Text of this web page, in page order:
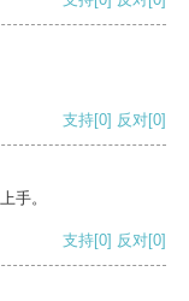
支持[0] 反对[0]
手。
支持[0] 反对[0]